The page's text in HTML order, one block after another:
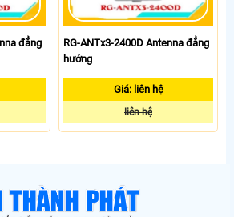
đẳng
RG-ANTx3-2400D Antenna đẳng
hướng
Giá: liên hệ
liên hệ